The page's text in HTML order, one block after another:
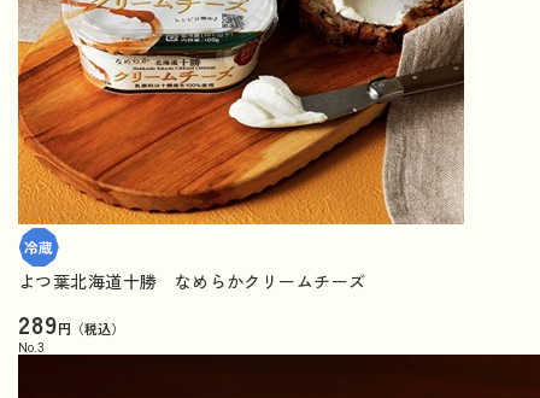
よつ葉北海道十勝 なめらかクリームチーズ
289円（税込）
No. 3